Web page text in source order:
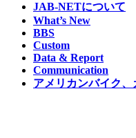
JAB-NETについて
What’s New
BBS
Custom
Data & Report
Communication
アメリカンバイク